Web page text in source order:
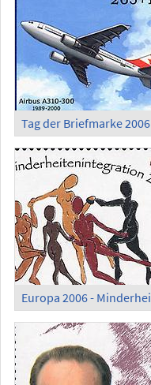
Tag der Briefmarke 2006